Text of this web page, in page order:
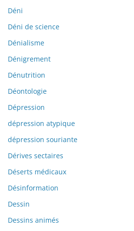
Déni
Déni de science
Dénialisme
Dénigrement
Dénutrition
Déontologie
Dépression
dépression atypique
dépression souriante
Dérives sectaires
Déserts médicaux
Désinformation
Dessin
Dessins animés